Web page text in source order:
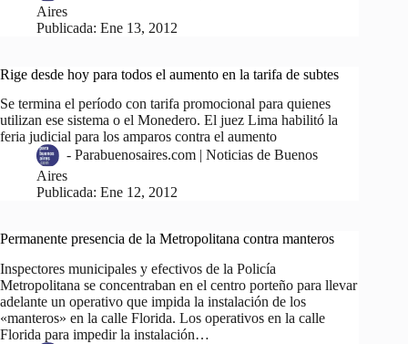
Aires
Publicada: Ene 13, 2012
Rige desde hoy para todos el aumento en la tarifa de subtes
Se termina el período con tarifa promocional para quienes
utilizan ese sistema o el Monedero. El juez Lima habilitó la
feria judicial para los amparos contra el aumento
- Parabuenosaires.com | Noticias de Buenos
Aires
Publicada: Ene 12, 2012
Permanente presencia de la Metropolitana contra manteros
Inspectores municipales y efectivos de la Policía
Metropolitana se concentraban en el centro porteño para llevar
adelante un operativo que impida la instalación de los
«manteros» en la calle Florida. Los operativos en la calle
Florida para impedir la instalación…